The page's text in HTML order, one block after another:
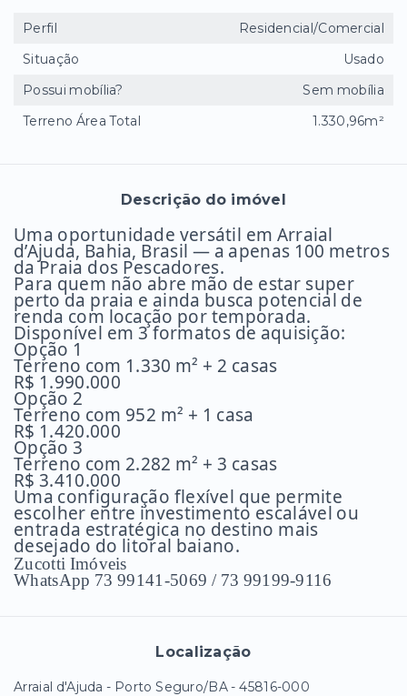
Descrição do imóvel
Uma oportunidade versátil em Arraial
d’Ajuda, Bahia, Brasil — a apenas 100 metros
da Praia dos Pescadores.
Para quem não abre mão de estar super
perto da praia e ainda busca potencial de
renda com locação por temporada.
Disponível em 3 formatos de aquisição:
Opção 1
Terreno com 1.330 m² + 2 casas
R$ 1.990.000
Opção 2
Terreno com 952 m² + 1 casa
R$ 1.420.000
Opção 3
Terreno com 2.282 m² + 3 casas
R$ 3.410.000
Uma configuração flexível que permite
escolher entre investimento escalável ou
entrada estratégica no destino mais
desejado do litoral baiano.
Zucotti Imóveis
WhatsApp 73 99141-5069 / 73 99199-9116
Localização
Arraial d'Ajuda - Porto Seguro/BA- 45816-000
Perfil
Residencial/Comercial
Situação
Usado
Possui mobília?
Sem mobília
Terreno Área Total
1.330,96m²